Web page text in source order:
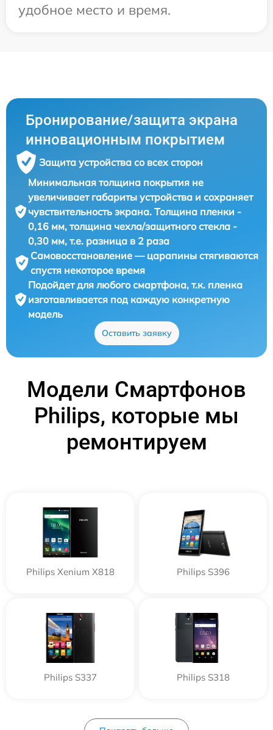
удобное место и время.
Бронирование/защита экрана
инновационным покрытием
Защита устройства со всех сторон
Минимальная толщина покрытия не
увеличивает габариты устройства и сохраняет
чувствительность экрана. Толщина пленки -
0,16 мм, толщина чехла/защитного стекла -
0,30 мм, т.е. разница в 2 раза
Самовосстановление — царапины стягиваются
спустя некоторое время
Подойдет для любого смартфона, т.к. пленка
изготавливается под каждую конкретную
модель
Оставить заявку
Модели Смартфонов
Philips, которые мы
ремонтируем
Philips Xenium X818 Philips S396
Philips S337 Philips S318